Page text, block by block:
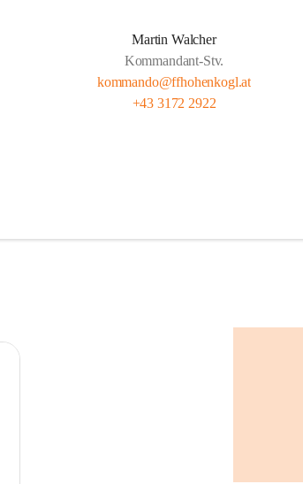
Martin Walcher
Kommandant-Stv.
kommando@ffhohenkogl.at
+43 3172 2922